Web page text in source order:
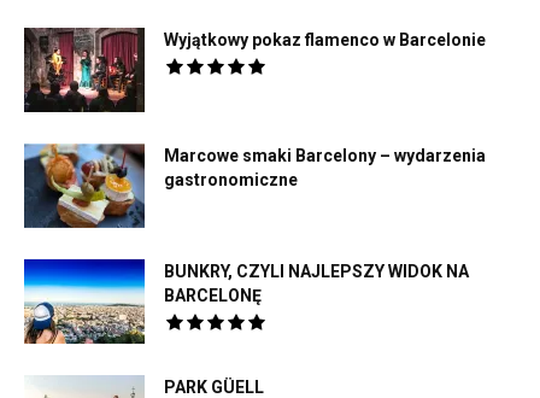
Wyjątkowy pokaz flamenco w Barcelonie
Marcowe smaki Barcelony – wydarzenia
gastronomiczne
BUNKRY, CZYLI NAJLEPSZY WIDOK NA
BARCELONĘ
PARK GÜELL